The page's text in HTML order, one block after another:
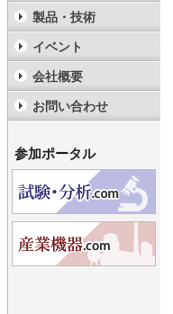
製品・技術
イベント
会社概要
お問い合わせ
参加ポータル